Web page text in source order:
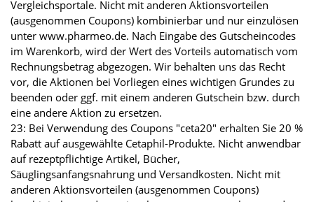
Vergleichsportale. Nicht mit anderen Aktionsvorteilen
(ausgenommen Coupons) kombinierbar und nur einzulösen
unter www.pharmeo.de. Nach Eingabe des Gutscheincodes
im Warenkorb, wird der Wert des Vorteils automatisch vom
Rechnungsbetrag abgezogen. Wir behalten uns das Recht
vor, die Aktionen bei Vorliegen eines wichtigen Grundes zu
beenden oder ggf. mit einem anderen Gutschein bzw. durch
eine andere Aktion zu ersetzen.
23: Bei Verwendung des Coupons "ceta20" erhalten Sie 20 %
Rabatt auf ausgewählte Cetaphil-Produkte. Nicht anwendbar
auf rezeptpflichtige Artikel, Bücher,
Säuglingsanfangsnahrung und Versandkosten. Nicht mit
anderen Aktionsvorteilen (ausgenommen Coupons)